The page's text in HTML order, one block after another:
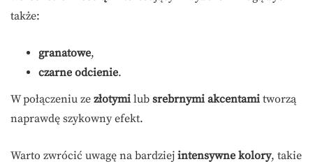
także:
granatowe,
czarne odcienie.
W połączeniu ze złotymi lub srebrnymi akcentami tworzą
naprawdę szykowny efekt.
Warto zwrócić uwagę na bardziej intensywne kolory, takie